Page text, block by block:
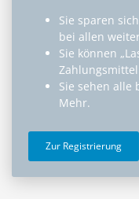
Sie sparen
bei allen
Sie können
Sie sehen alle
Mehr.
Zur Registrierung